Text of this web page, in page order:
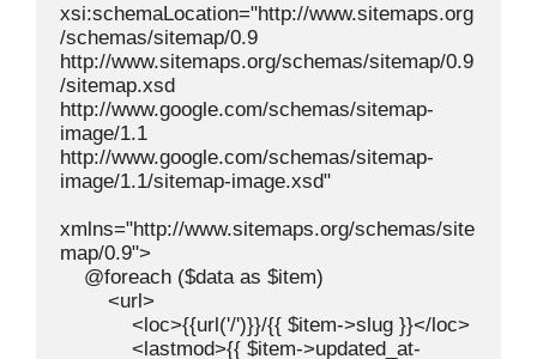
xsi:schemaLocation="http://www.sitemaps.org
/schemas/sitemap/0.9
http://www.sitemaps.org/schemas/sitemap/0.9
/sitemap.xsd
http://www.google.com/schemas/sitemap-
image/1.1
http://www.google.com/schemas/sitemap-
image/1.1/sitemap-image.xsd"
xmlns="http://www.sitemaps.org/schemas/site
map/0.9">